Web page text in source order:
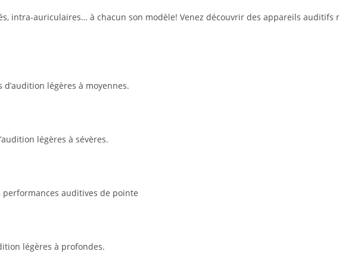
intra-auriculaires… à chacun son modèle! Venez découvrir des appareils
légères à moyennes.
légères à sévères.
auditives de pointe
légères à profondes.​